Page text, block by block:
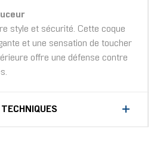
style et sécurité. Cette coque
et une sensation de toucher
offre une défense contre